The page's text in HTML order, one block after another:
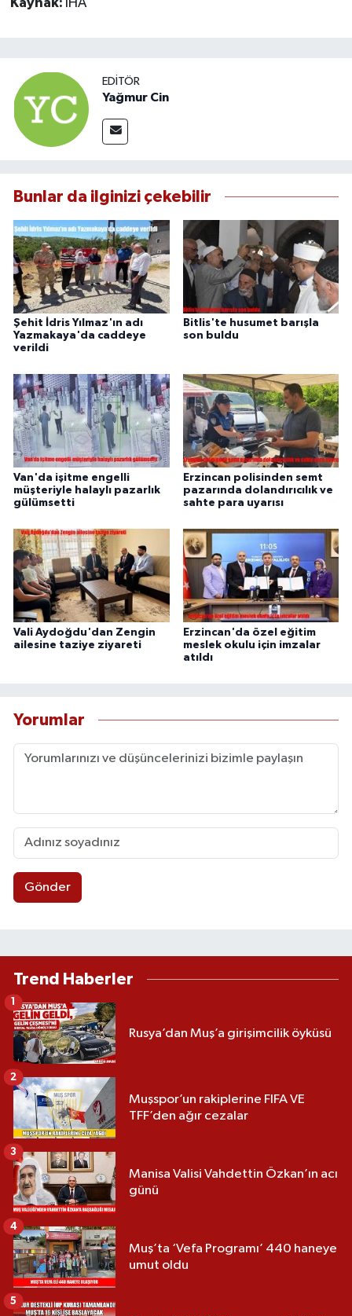
Kaynak: İHA
EDITÖR
Yağmur Cin
Bunlar da ilginizi çekebilir
Şehit İdris Yılmaz'ın adı
Yazmakaya'da caddeye
verildi
Bitlis'te husumet barışla
son buldu
Van'da işitme engelli
müşteriyle halaylı pazarlık
gülümsetti
Erzincan polisinden semt
pazarında dolandırıcılık ve
sahte para uyarısı
Vali Aydoğdu'dan Zengin
ailesine taziye ziyareti
Erzincan'da özel eğitim
meslek okulu için imzalar
atıldı
Yorumlar
Gönder
Trend Haberler
Rusya’dan Muş’a girişimcilik öyküsü
Muşspor’un rakiplerine FIFA VE
TFF’den ağır cezalar
2
Manisa Valisi Vahdettin Özkan’ın acı
günü
3
Muş’ta ‘Vefa Programı’ 440 haneye
umut oldu
4
5